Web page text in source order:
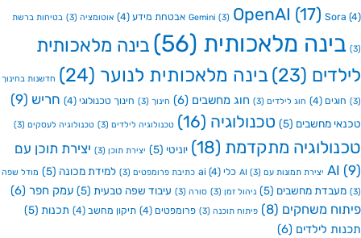
Gemini(3) OpenAI(17) אבטחת מידע (4) אוטומציה(3) בטיחות ברשת
מלאכותית(56)
בינה מלאכותית
(23) בינה מלאכותית לנוער(24) חדשנות בחינוך
(4) חוג לילדים(3) חוג מחשבים(6) חינוך (3) חינוך טכנולוגי(4) חריש(9)
מחשבים(5) טכנולוגיה(16) טכנולוגיה לילדים(3) טכנולוגיה לעסקים(3)
מתקדמת(18) יוניטי (5) יצירת תוכן(3)
יצירת תוכן עם
AI יצירת תמונות עם AI(3) כלי ai(4) כתיבת פרומפטים(3) למידת מכונה(5) מודל שפה
מחשבים(5) ניהול זמן(3) סורה (3) עיבוד שפה טבעית(5) עמק חפר (6)
משחקים(8) פיתוח תוכנה (3) פרומפטים(4) תיקון מחשב(4) תכנות(5)
לילדים(6)